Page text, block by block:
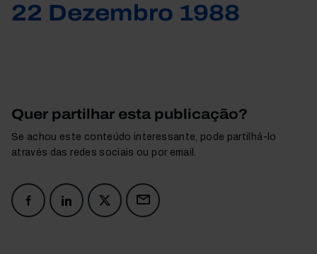
22 Dezembro 1988
Quer partilhar esta publicação?
Se achou este conteúdo interessante, pode partilhá-lo
através das redes sociais ou por email.